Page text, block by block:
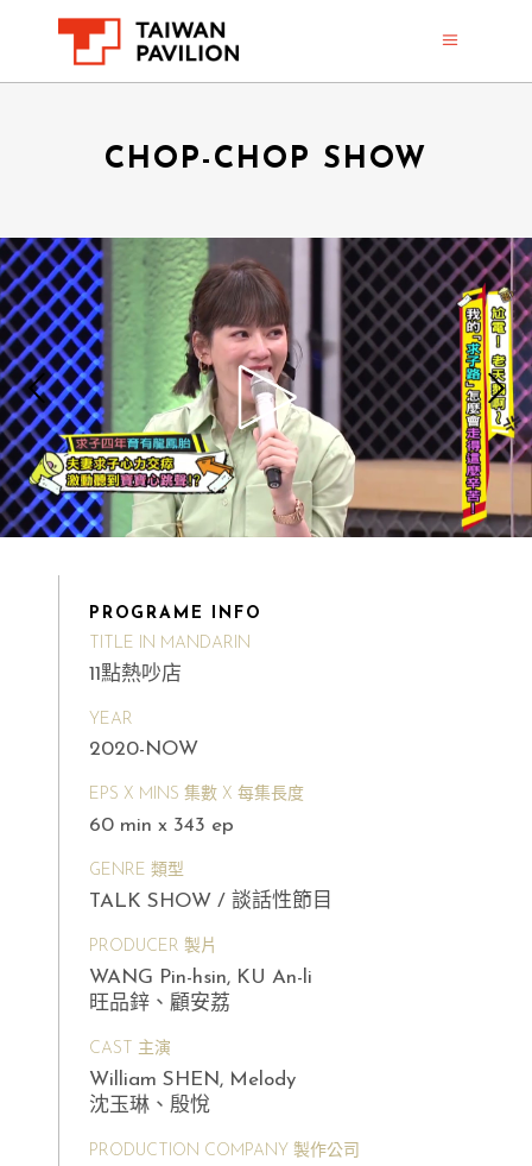
CHOP-CHOP SHOW
PROGRAME INFO
TITLE IN MANDARIN
11點熱吵店
YEAR
2020-NOW
EPS X MINS 集數 X 每集長度
60 min x 343 ep
GENRE 類型
TALK SHOW / 談話性節目
PRODUCER 製片
WANG Pin-hsin, KU An-li
旺品鋅、顧安荔
CAST 主演
William SHEN, Melody
沈玉琳、殷悅
PRODUCTION COMPANY 製作公司